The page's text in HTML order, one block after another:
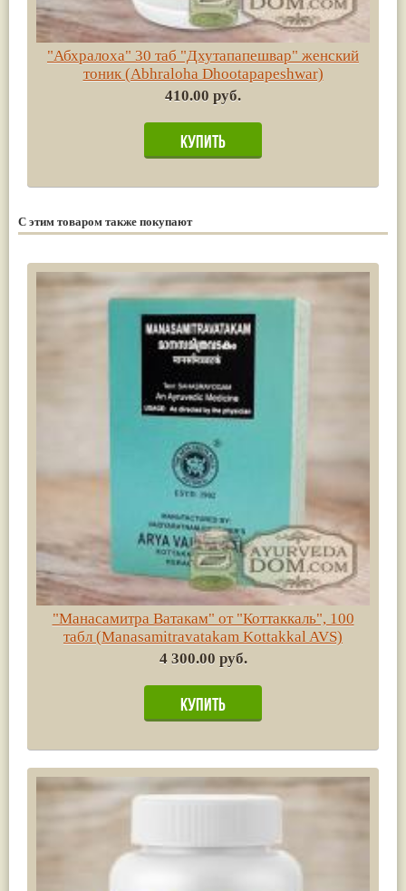
"Абхралоха" 30 таб "Дхутапапешвар" женский
тоник (Abhraloha Dhootapapeshwar)
410.00 руб.
С этим товаром также покупают
"Манасамитра Ватакам" от "Коттаккаль", 100
табл (Manasamitravatakam Kottakkal AVS)
4 300.00 руб.